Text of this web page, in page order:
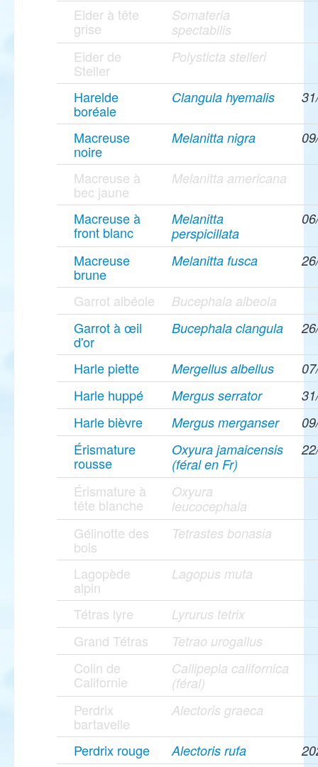
Eider à tête
grise
Somateria
spectabilis
Eider de
Steller
Polysticta stelleri
Harelde
boréale
Clangula hyemalis
Macreuse
noire
Melanitta nigra
Macreuse à
bec jaune
Melanitta americana
Macreuse à
front blanc
Melanitta
perspicillata
Macreuse
brune
Melanitta fusca
Garrot albéole Bucephala albeola
Garrot à œil
d'or
Bucephala clangula
Harle piette Mergellus albellus
Harle huppé Mergus serrator
Harle bièvre Mergus merganser
Érismature
rousse
Oxyura jamaicensis
(féral en Fr)
Érismature à
tête blanche
Oxyura
leucocephala
Gélinotte des
bois
Tetrastes bonasia
Lagopède
alpin
Lagopus muta
Tétras lyre Lyrurus tetrix
Grand Tétras Tetrao urogallus
Colin de
Californie
Callipepla californica
(féral)
Perdrix
bartavelle
Alectoris graeca
Perdrix rouge Alectoris rufa